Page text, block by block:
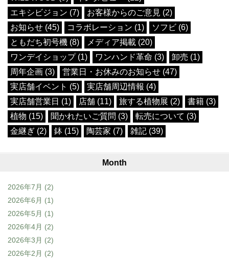
エキシビジョン (7)
お客様からのご意見 (2)
お知らせ (45)
コラボレーション (1)
ソフビ (6)
ともだち初号機 (8)
メディア掲載 (20)
ワンデイショップ (1)
ワンハンド革命 (3)
卸売 (1)
周年企画 (3)
営業日・お休みのお知らせ (47)
実店舗イベント (5)
実店舗周辺情報 (4)
実店舗営業日 (1)
店舗 (11) 旅する植物展 (2)
書籍 (3)
植物 (15)
聞かれたいご質問 (3)
転売について (3)
金継ぎ (2)
鉢 (15) 陶芸家 (7) 雑記 (39)
Month
2026年7月 (2)
2026年6月 (1)
2026年5月 (1)
2026年4月 (2)
2026年3月 (2)
2026年2月 (2)